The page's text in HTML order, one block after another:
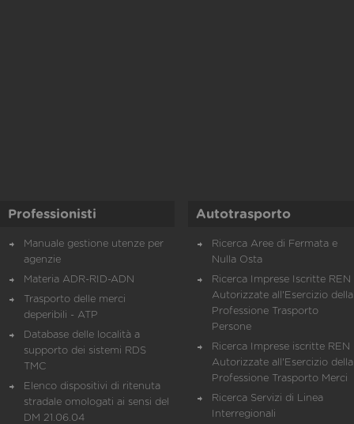
Professionisti
Manuale gestione utenze per
agenzie
Materia ADR-RID-ADN
Trasporto delle merci
deperibili - ATP
Database delle località a
supporto dei sistemi RDS
TMC
Elenco dispositivi di ritenuta
stradale omologati ai sensi del
DM 21.06.04
Autotrasporto
Ricerca Aree di Fermata e
Nulla Osta
Ricerca Imprese Iscritte REN
Autorizzate all'Esercizio della
Professione Trasporto
Persone
Ricerca Imprese iscritte REN
Autorizzate all'Esercizio della
Professione Trasporto Merci
Ricerca Servizi di Linea
Interregionali